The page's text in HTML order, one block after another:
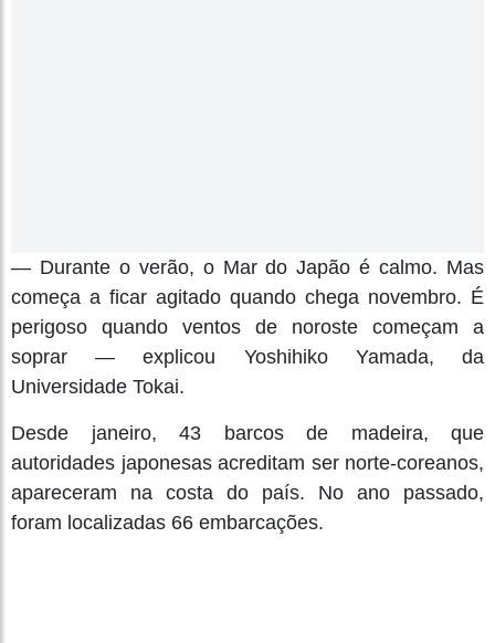
— Durante o verão, o Mar do Japão é calmo. Mas
começa a ficar agitado quando chega novembro. É
perigoso quando ventos de noroste começam a
soprar — explicou Yoshihiko Yamada, da
Universidade Tokai.
Desde janeiro, 43 barcos de madeira, que
autoridades japonesas acreditam ser norte-coreanos,
apareceram na costa do país. No ano passado,
foram localizadas 66 embarcações.